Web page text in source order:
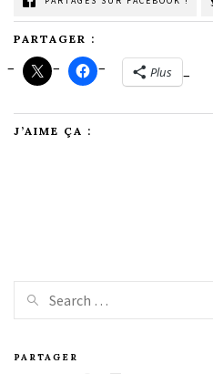
PARTAGER :
Plus
J’AIME ÇA :
PARTAGER